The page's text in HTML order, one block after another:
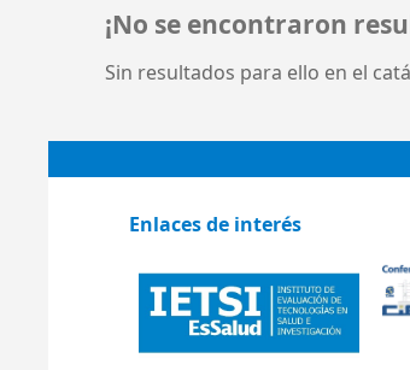
¡No se encontraron
Sin resultados para ello en el
Enlaces de interés